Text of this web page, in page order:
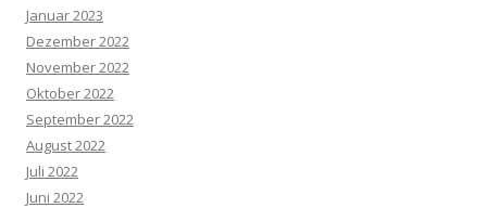
Januar 2023
Dezember 2022
November 2022
Oktober 2022
September 2022
August 2022
Juli 2022
Juni 2022